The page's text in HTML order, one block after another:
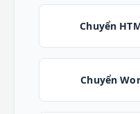
Chuyển
Chuyển